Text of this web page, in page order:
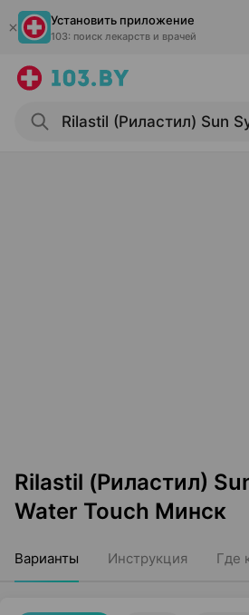
Установить приложение
103: поиск лекарств и врачей
Rilastil (Риластил)
Water Touch Минск
Варианты Инструкция Где